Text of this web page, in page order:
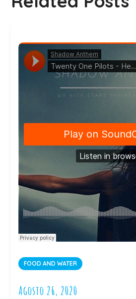
FOOD AND WATER
Agosto 26, 2020